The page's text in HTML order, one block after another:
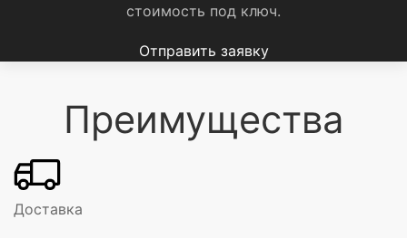
стоимость под ключ.
Отправить заявку
Преимущества
Доставка